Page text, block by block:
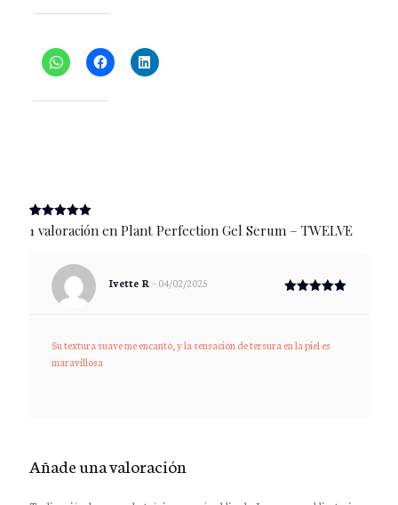
Valorado
con5.00
1
valoración
de un
cliente
1 valoración en Plant Perfection Gel Serum – TWELVE
Ivette R –04/02/2025
Su textura suave me encantó, y la sensación de tersura en la piel es
maravillosa
Añade una valoración